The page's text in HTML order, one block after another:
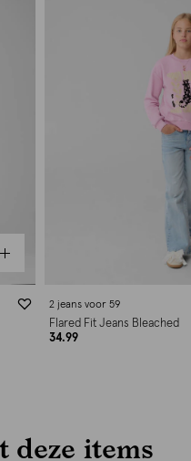
2 jeans voor 59
Flared Fit Jeans Bleached
34.99
deze items